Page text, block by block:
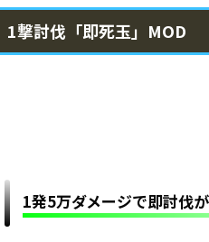
1撃討伐「即死玉」MOD
1発5万ダメージで即討伐